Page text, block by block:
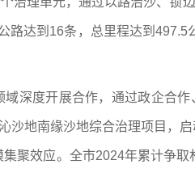
达到16条，总里程达到497.5
深度开展合作，通过政企合
沙地南缘沙地综合治理项目，
聚效应。全市2024年累计争